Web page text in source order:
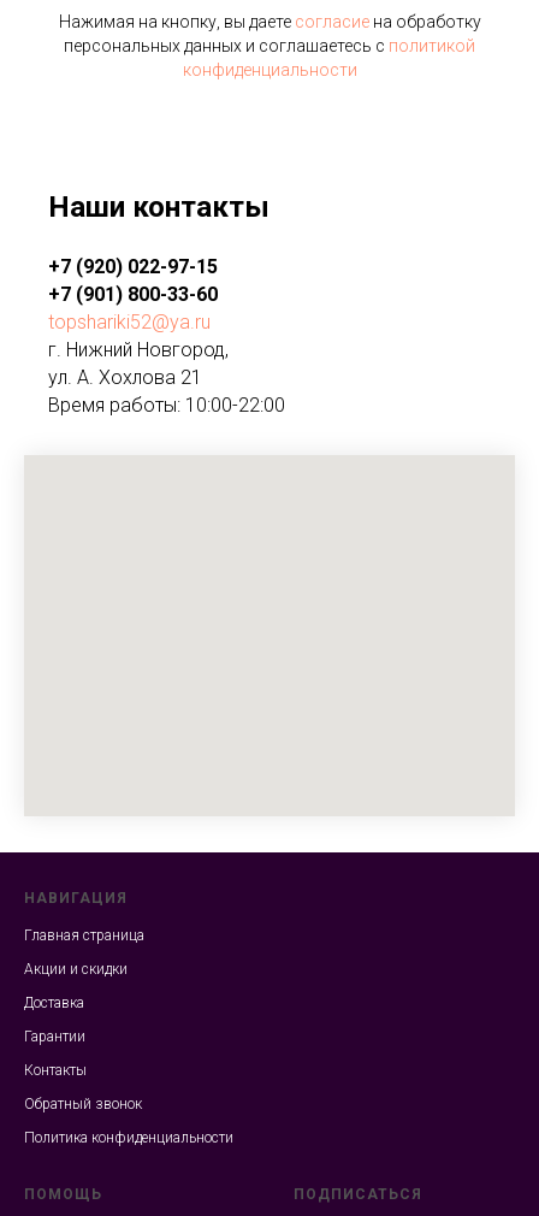
Нажимая на кнопку, вы даете согласиена обработку
персональных данных и соглашаетесь c политикой
конфиденциальности
Наши контакты
+7 (920) 022-97-15
+7 (901) 800-33-60
topshariki52@ya.ru
г. Нижний Новгород,
ул. А. Хохлова 21
Время работы: 10:00-22:00
НАВИГАЦИЯ
Главная страница
Акции и скидки
Доставка
Гарантии
Контакты
Обратный звонок
Политика конфиденциальности
ПОМОЩЬ ПОДПИСАТЬСЯ